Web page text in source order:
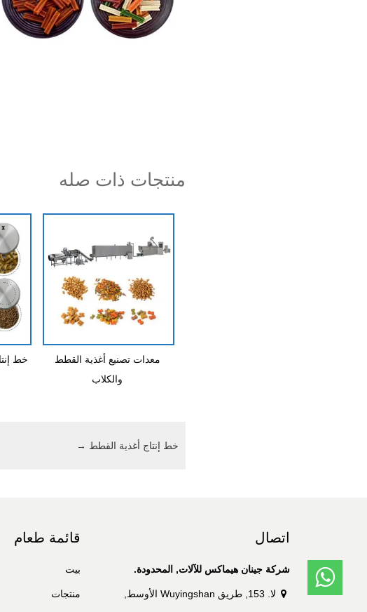
منتجات ذات صله
معدات تصنيع أغذية القطط
والكلاب
خط
خط إنتاج أغذية القطط →
اتصال
شركة جينان هيماكس للآلات, المحدودة.
لا. 153, طريق Wuyingshan الأوسط,
قائمة طعام
بيت
منتجات